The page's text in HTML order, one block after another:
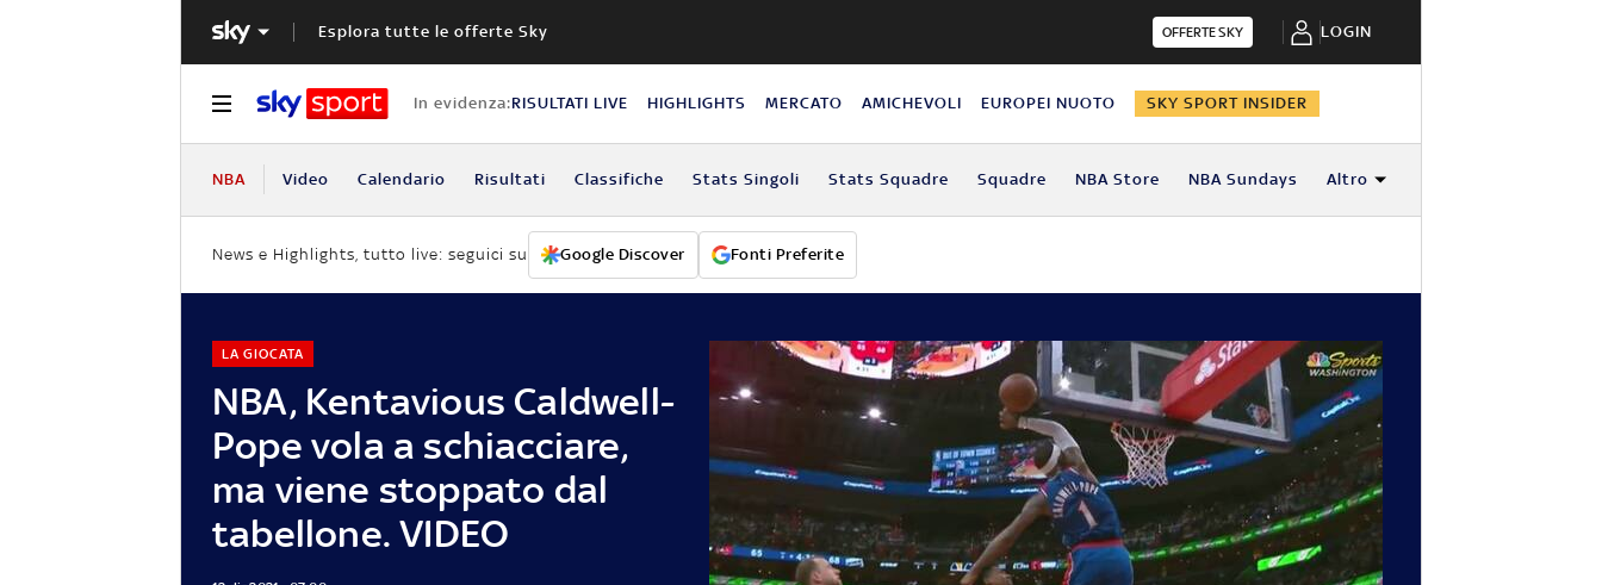
Esplora tutte le offerte Sky OFFERTE SKY LOGIN
In evidenza:RISULTATI LIVE HIGHLIGHTS MERCATO AMICHEVOLI EUROPEI NUOTO SKY SPORT INSIDER
NBA Video Calendario Risultati Classifiche Stats Singoli Stats Squadre Squadre NBA Store NBA Sundays Altro
News e Highlights, tutto live: seguici su Google Discover Fonti Preferite
NBA, Kentavious Caldwell-
Pope vola a schiacciare,
ma viene stoppato dal
tabellone. VIDEO
LA GIOCATA